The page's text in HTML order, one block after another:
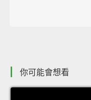
你可能會想看